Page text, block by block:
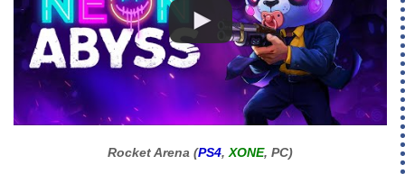
Rocket Arena (PS4,XONE, PC)